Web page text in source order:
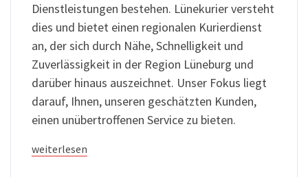
Dienstleistungen bestehen. Lünekurier versteht
dies und bietet einen regionalen Kurierdienst
an, der sich durch Nähe, Schnelligkeit und
Zuverlässigkeit in der Region Lüneburg und
darüber hinaus auszeichnet. Unser Fokus liegt
darauf, Ihnen, unseren geschätzten Kunden,
einen unübertroffenen Service zu bieten.
weiterlesen